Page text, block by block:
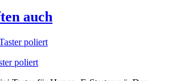
auch
poliert